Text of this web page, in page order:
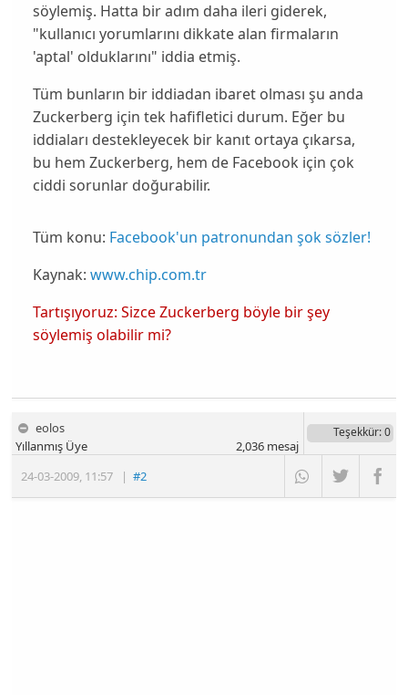
söylemiş. Hatta bir adım daha ileri giderek,
"kullanıcı yorumlarını dikkate alan firmaların
'aptal' olduklarını" iddia etmiş.
Tüm bunların bir iddiadan ibaret olması şu anda
Zuckerberg için tek hafifletici durum. Eğer bu
iddiaları destekleyecek bir kanıt ortaya çıkarsa,
bu hem Zuckerberg, hem de Facebook için çok
ciddi sorunlar doğurabilir.
Tüm konu: Facebook'un patronundan şok sözler!
Kaynak: www.chip.com.tr
Tartışıyoruz: Sizce Zuckerberg böyle bir şey
söylemiş olabilir mi?
eolos
24-03-2009, 11:57 |#2
Yıllanmış Üye
Teşekkür: 0
2,036mesaj